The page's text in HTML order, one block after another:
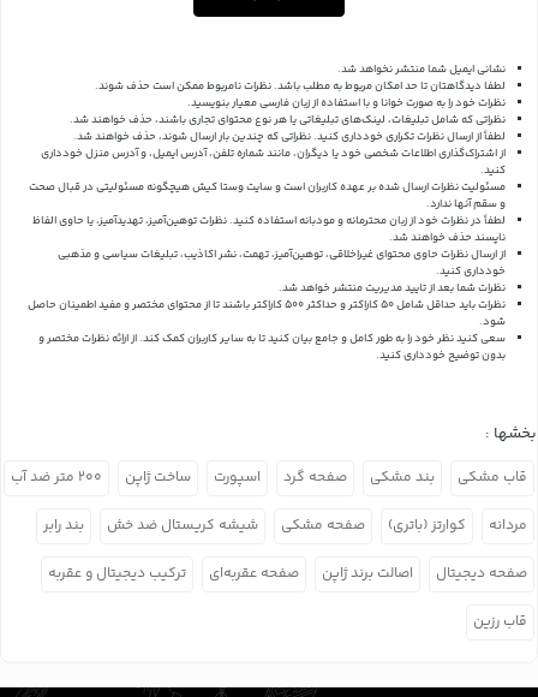
نشانی ایمیل شما منتشر نخواهد شد.
لطفا دیدگاهتان تا حد امکان مربوط به مطلب باشد. نظرات نامربوط ممکن است حذف شوند.
نظرات خود را به صورت خوانا و با استفاده از زبان فارسی معیار بنویسید.
نظراتی که شامل تبلیغات، لینک‌های تبلیغاتی یا هر نوع محتوای تجاری باشند، حذف خواهند شد.
لطفاً از ارسال نظرات تکراری خودداری کنید. نظراتی که چندین بار ارسال شوند، حذف خواهند شد.
از اشتراک‌گذاری اطلاعات شخصی خود یا دیگران، مانند شماره تلفن، آدرس ایمیل، و آدرس منزل خودداری
کنید.
مسئولیت نظرات ارسال شده بر عهده کاربران است و سایت وستا کیش هیچگونه مسئولیتی در قبال صحت
و سقم آنها ندارد.
لطفاً در نظرات خود از زبان محترمانه و مودبانه استفاده کنید. نظرات توهین‌آمیز، تهدیدآمیز، یا حاوی الفاظ
ناپسند حذف خواهند شد.
از ارسال نظرات حاوی محتوای غیراخلاقی، توهین‌آمیز، تهمت، نشر اکاذیب، تبلیغات سیاسی و مذهبی
خودداری کنید.
نظرات شما بعد از تایید مدیریت منتشر خواهد شد.
نظرات باید حداقل شامل 50 کاراکتر و حداکثر 500 کاراکتر باشند تا از محتوای مختصر و مفید اطمینان حاصل
شود.
سعی کنید نظر خود را به طور کامل و جامع بیان کنید تا به سایر کاربران کمک کند.از ارائه نظرات مختصر و
بدون توضیح خودداری کنید.
بخشها :
قاب مشکی بند مشکی صفحه گرد اسپورت ساخت ژاپن ۲۰۰ متر ضد آب
مردانه کوارتز (باتری) صفحه مشکی شیشه کریستال ضد خش بند رابر
صفحه دیجیتال اصالت برند ژاپن صفحه عقربه‌ای ترکیب دیجیتال و عقربه
قاب رزین